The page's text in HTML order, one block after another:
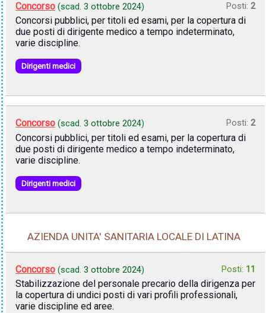
Concorso (scad. 3 ottobre 2024) Posti: 2
Concorsi pubblici, per titoli ed esami, per la copertura di
due posti di dirigente medico a tempo indeterminato,
varie discipline.
Dirigenti medici
Concorso (scad. 3 ottobre 2024) Posti: 2
Concorsi pubblici, per titoli ed esami, per la copertura di
due posti di dirigente medico a tempo indeterminato,
varie discipline.
Dirigenti medici
AZIENDA UNITA' SANITARIA LOCALE DI LATINA
Concorso (scad. 3 ottobre 2024) Posti: 11
Stabilizzazione del personale precario della dirigenza per
la copertura di undici posti di vari profili professionali,
varie discipline ed aree.